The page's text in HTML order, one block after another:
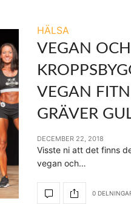
HÄLSA
VEGAN OCH
VEGAN
GRÄVER
DECEMBER 22, 2018
Visste ni att det finns
vegan och…
0